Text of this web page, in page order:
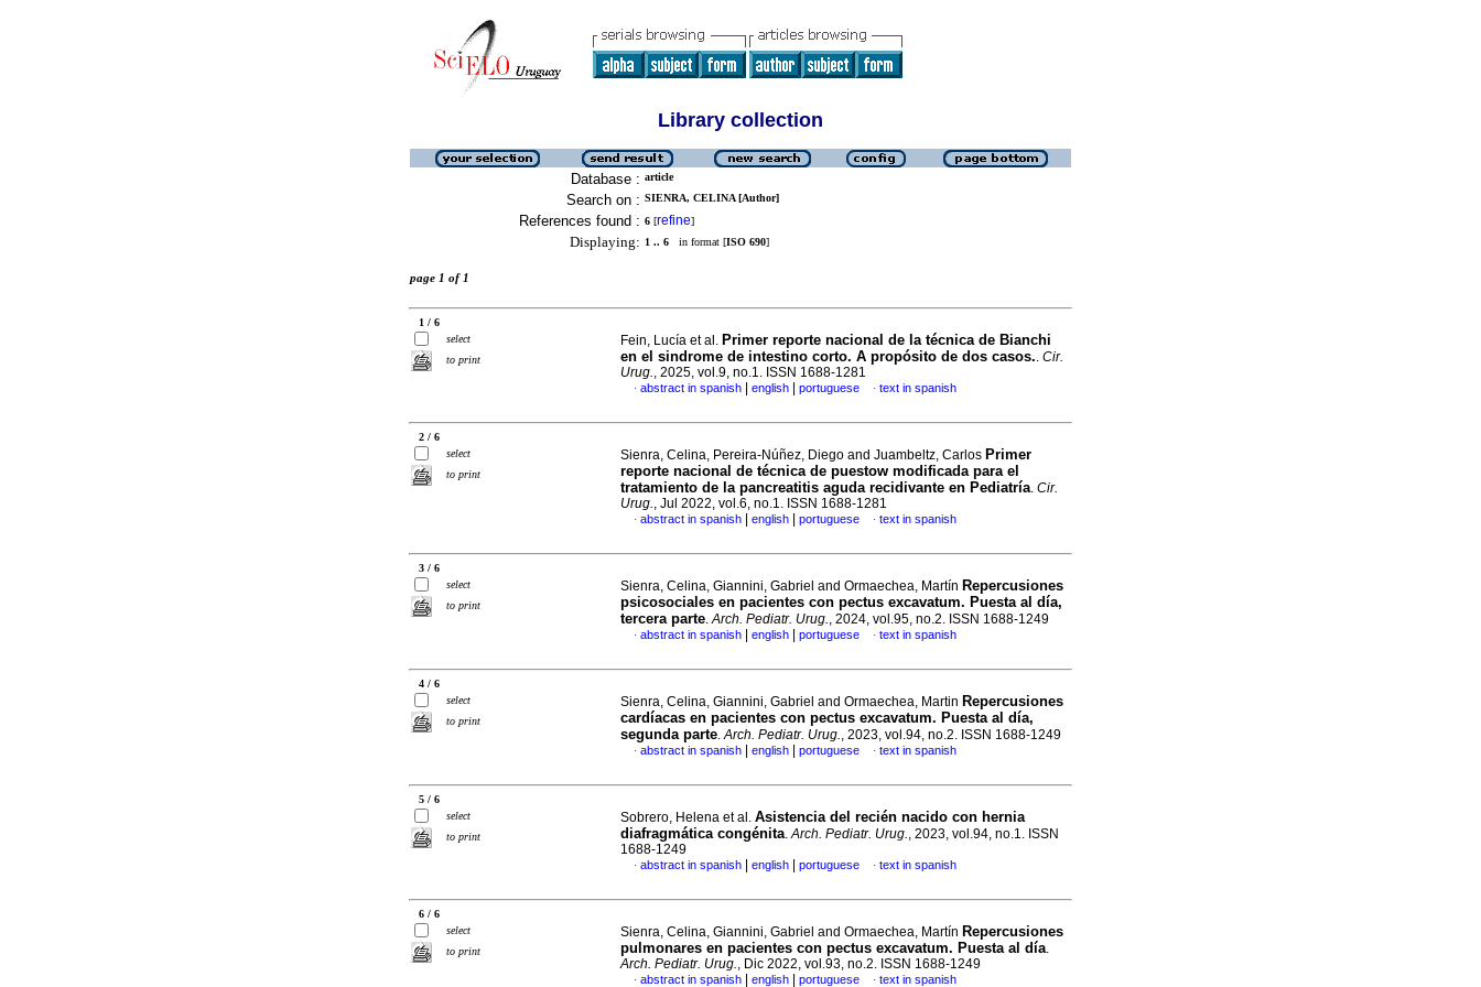
Library collection
Database : article
Search on : SIENRA, CELINA [Author]
References found : 6 [refine]
Displaying: 1 .. 6 in format [ISO 690]
page 1 of 1
1 / 6
select
to print
Fein, Lucía et al. Primer reporte nacional de la técnica de Bianchi
en el sindrome de intestino corto. A propósito de dos casos.. Cir.
Urug., 2025, vol.9, no.1. ISSN 1688-1281
· abstract in spanish english portuguese · text in spanish
2 / 6
select
to print
Sienra, Celina, Pereira-Núñez, Diego and Juambeltz, Carlos Primer
reporte nacional de técnica de puestow modificada para el
tratamiento de la pancreatitis aguda recidivante en Pediatría. Cir.
Urug., Jul 2022, vol.6, no.1. ISSN 1688-1281
· abstract in spanish english portuguese · text in spanish
3 / 6
select
to print
Sienra, Celina, Giannini, Gabriel and Ormaechea, Martín Repercusiones
psicosociales en pacientes con pectus excavatum. Puesta al día,
tercera parte.Arch. Pediatr. Urug., 2024, vol.95, no.2. ISSN 1688-1249
· abstract in spanish english portuguese · text in spanish
4 / 6
select
to print
Sienra, Celina, Giannini, Gabriel and Ormaechea, Martin Repercusiones
cardíacas en pacientes con pectus excavatum. Puesta al día,
segunda parte.Arch. Pediatr. Urug., 2023, vol.94, no.2. ISSN 1688-1249
· abstract in spanish english portuguese · text in spanish
5 / 6
select
to print
Sobrero, Helena et al. Asistencia del recién nacido con hernia
diafragmática congénita.Arch. Pediatr. Urug., 2023, vol.94, no.1. ISSN
1688-1249
· abstract in spanish english portuguese · text in spanish
6 / 6
select
to print
Sienra, Celina, Giannini, Gabriel and Ormaechea, Martín Repercusiones
pulmonares en pacientes con pectus excavatum. Puesta al día.
Arch. Pediatr. Urug., Dic 2022, vol.93, no.2. ISSN 1688-1249
· abstract in spanish english portuguese · text in spanish